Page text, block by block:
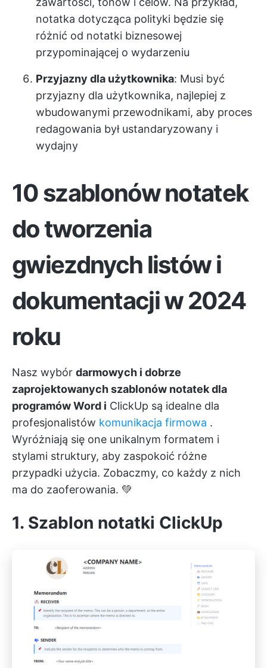
notatka dotycząca polityki będzie się
różnić od notatki biznesowej
przypominającej o wydarzeniu
Przyjazny dla użytkownika: Musi być
przyjazny dla użytkownika, najlepiej z
wbudowanymi przewodnikami, aby proces
redagowania był ustandaryzowany i
wydajny
10 szablonów notatek
do tworzenia
gwiezdnych listów i
dokumentacji w 2024
roku
Nasz wybór darmowych i dobrze
zaprojektowanych szablonów notatek dla
programów Word i ClickUp są idealne dla
profesjonalistów komunikacja firmowa .
Wyróżniają się one unikalnym formatem i
stylami struktury, aby zaspokoić różne
przypadki użycia. Zobaczmy, co każdy z nich
ma do zaoferowania. 💚
1. Szablon notatki ClickUp